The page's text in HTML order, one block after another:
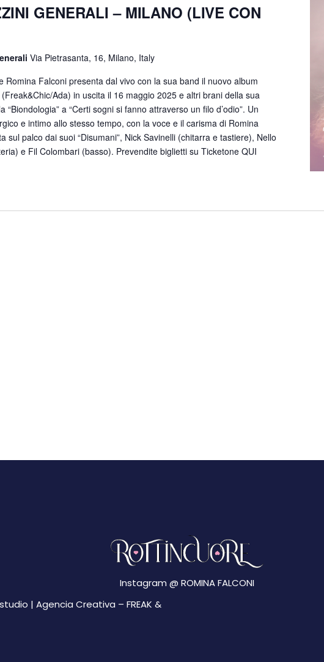
GENERALI – MILANO (LIVE CON
Via Pietrasanta, 16, Milano, Italy
Romina Falconi presenta dal vivo con la sua band il nuovo album
(Freak&Chic/Ada) in uscita il 16 maggio 2025 e altri brani della sua
“Biondologia” a “Certi sogni si fanno attraverso un filo d’odio”. Un
e intimo allo stesso tempo, con la voce e il carisma di Romina
sul palco dai suoi “Disumani”, Nick Savinelli (chitarra e tastiere), Nello
e Fil Colombari (basso). Prevendite biglietti su Ticketone QUI
Instagram @ ROMINA FALCONI
| Agencia Creativa – FREAK &